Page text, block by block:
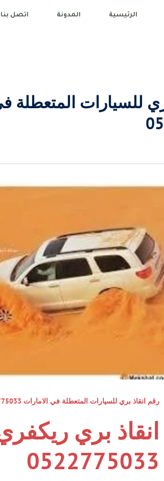
الرئيسية المدونة اتصل بنا
للسيارات المتعطلة
رقم انقاذ بري للسيارات المتعطلة في الامارات 0522775033
انقاذ بري
0522775033